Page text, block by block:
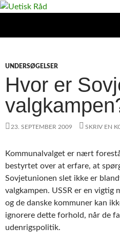
Hop
UNDERSØGELSER
Hvor er
23. SEPTEMBER 2009 SKRIV EN
Kommunalvalget er nært
bestyrtet over at erfare, at
Sovjetunionen slet ikke er
valgkampen. USSR er en
og de danske kommuner kan
ignorere dette forhold, når de
udenrigspolitik.